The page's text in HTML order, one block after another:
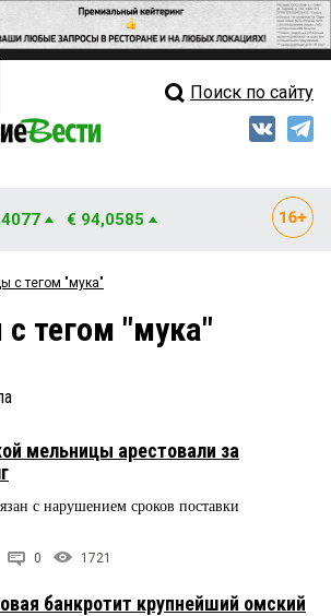
Свежий выпуск
Рейтинги
Поиск по сайту
€ 94,0585
c тегом "мука"
тегом "мука"
мельницы арестовали за
с нарушением сроков поставки
0 1721
банкротит крупнейший омский